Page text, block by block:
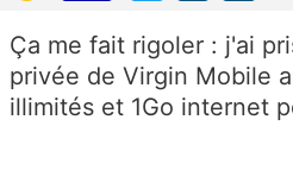
Ça me fait rigoler : j'ai
privée de Virgin Mobile
illimités et 1Go internet